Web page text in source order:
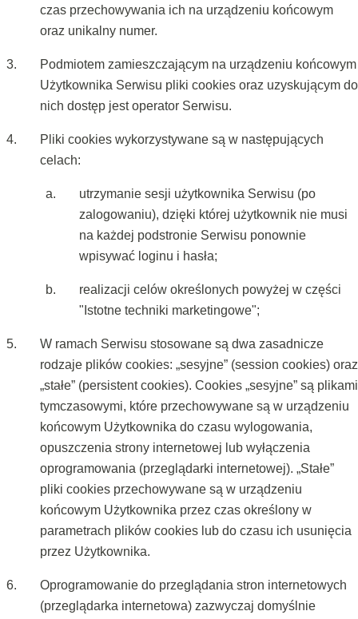
czas przechowywania ich na urządzeniu końcowym
oraz unikalny numer.
Podmiotem zamieszczającym na urządzeniu końcowym
Użytkownika Serwisu pliki cookies oraz uzyskującym do
nich dostęp jest operator Serwisu.
Pliki cookies wykorzystywane są w następujących
celach:
utrzymanie sesji użytkownika Serwisu (po
zalogowaniu), dzięki której użytkownik nie musi
na każdej podstronie Serwisu ponownie
wpisywać loginu i hasła;
realizacji celów określonych powyżej w części
"Istotne techniki marketingowe";
W ramach Serwisu stosowane są dwa zasadnicze
rodzaje plików cookies: „sesyjne” (session cookies) oraz
„stałe” (persistent cookies). Cookies „sesyjne” są plikami
tymczasowymi, które przechowywane są w urządzeniu
końcowym Użytkownika do czasu wylogowania,
opuszczenia strony internetowej lub wyłączenia
oprogramowania (przeglądarki internetowej). „Stałe”
pliki cookies przechowywane są w urządzeniu
końcowym Użytkownika przez czas określony w
parametrach plików cookies lub do czasu ich usunięcia
przez Użytkownika.
Oprogramowanie do przeglądania stron internetowych
(przeglądarka internetowa) zazwyczaj domyślnie